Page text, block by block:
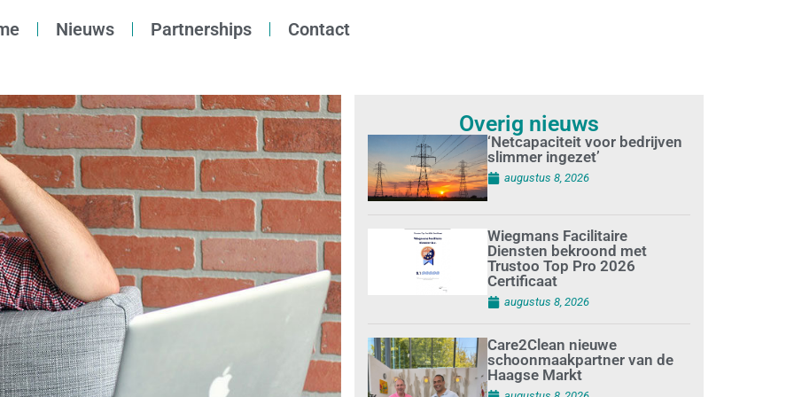
Nieuws Partnerships Contact
Overig nieuws
‘Netcapaciteit voor bedrijven
slimmer ingezet’
augustus 8, 2026
Wiegmans Facilitaire
Diensten bekroond met
Trustoo Top Pro 2026
Certificaat
augustus 8, 2026
Care2Clean nieuwe
schoonmaakpartner van de
Haagse Markt